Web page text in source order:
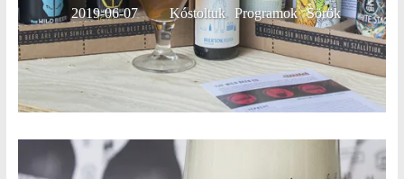
2019-06-07 Kóstoltuk, Programok,Sörök